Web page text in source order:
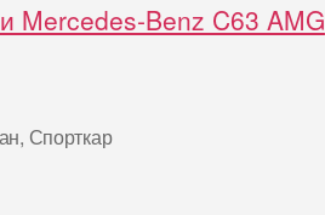
Mercedes-Benz C63 AMG
, Спорткар